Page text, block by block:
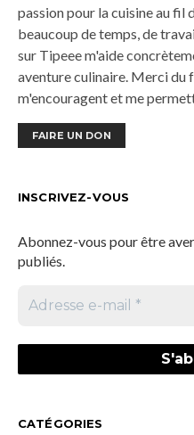
passion pour la cuisine au fil
beaucoup de temps, de
sur Tipeee m'aide
aventure culinaire. Merci du
m'encouragent et me
FAIRE UN DON
INSCRIVEZ-VOUS
Abonnez-vous pour être
publiés.
CATÉGORIES